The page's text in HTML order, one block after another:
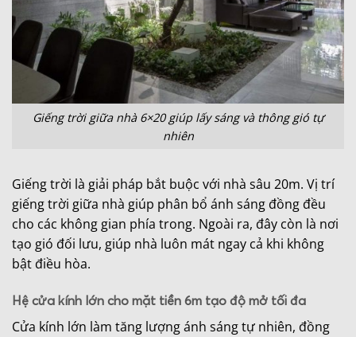
Giếng trời giữa nhà 6×20 giúp lấy sáng và thông gió tự
nhiên
Giếng trời là giải pháp bắt buộc với nhà sâu 20m. Vị trí
giếng trời giữa nhà giúp phân bổ ánh sáng đồng đều
cho các không gian phía trong. Ngoài ra, đây còn là nơi
tạo gió đối lưu, giúp nhà luôn mát ngay cả khi không
bật điều hòa.
Hệ cửa kính lớn cho mặt tiền 6m tạo độ mở tối đa
Cửa kính lớn làm tăng lượng ánh sáng tự nhiên, đồng